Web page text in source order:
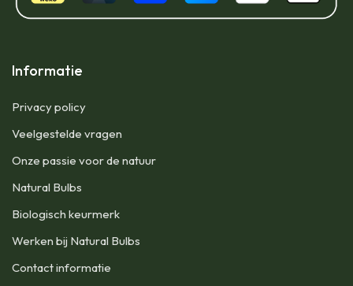
Informatie
Privacy policy
Veelgestelde vragen
Onze passie voor de natuur
Natural Bulbs
Biologisch keurmerk
Werken bij Natural Bulbs
Contact informatie